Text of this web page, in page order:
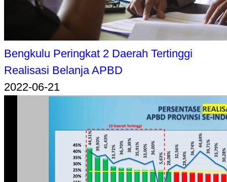
Bengkulu Peringkat 2 Daerah Tertinggi
Realisasi Belanja APBD
2022-06-21